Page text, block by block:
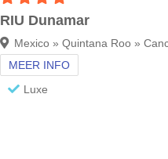
RIU Dunamar
Mexico » Quintana Roo »
MEER INFO
Luxe